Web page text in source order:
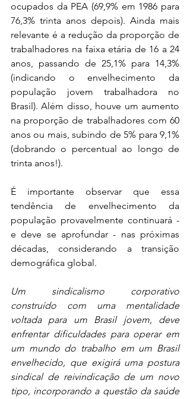
ocupados da PEA (69,9% em 1986 para
76,3% trinta anos depois). Ainda mais
relevante é a redução da proporção de
trabalhadores na faixa etária de 16 a 24
anos, passando de 25,1% para 14,3%
(indicando o envelhecimento da
população jovem trabalhadora no
Brasil). Além disso, houve um aumento
na proporção de trabalhadores com 60
anos ou mais, subindo de 5% para 9,1%
(dobrando o percentual ao longo de
trinta anos!).
É importante observar que essa
tendência de envelhecimento da
população provavelmente continuará -
e deve se aprofundar - nas próximas
décadas, considerando a transição
demográfica global.
Um sindicalismo corporativo
construído com uma mentalidade
voltada para um Brasil jovem, deve
enfrentar dificuldades para operar em
um mundo do trabalho em um Brasil
envelhecido, que exigirá uma postura
sindical de reivindicação de um novo
tipo, incorporando a questão da saúde